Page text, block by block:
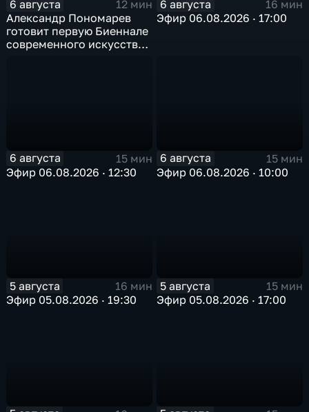
6 августа
12 мин
Александр Пономарев
готовит первую Биеннале
современного искусства
6 августа
16 мин
Эфир 06.08.2026 · 17:00
6 августа
15 мин
Эфир 06.08.2026 · 12:30
6 августа
15 мин
Эфир 06.08.2026 · 10:00
5 августа
16 мин
Эфир 05.08.2026 · 19:30
5 августа
15 мин
Эфир 05.08.2026 · 17:00